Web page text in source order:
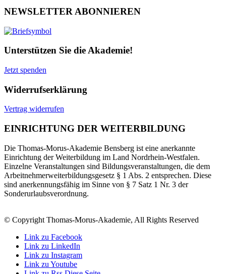
NEWSLETTER ABONNIEREN
Unterstützen Sie die Akademie!
Jetzt spenden
Widerrufserklärung
Vertrag widerrufen
EINRICHTUNG DER WEITERBILDUNG
Die Thomas-Morus-Akademie Bensberg ist eine anerkannte
Einrichtung der Weiterbildung im Land Nordrhein-Westfalen.
Einzelne Veranstaltungen sind Bildungsveranstaltungen, die dem
Arbeitnehmerweiterbildungsgesetz § 1 Abs. 2 entsprechen. Diese
sind anerkennungsfähig im Sinne von § 7 Satz 1 Nr. 3 der
Sonderurlaubsverordnung.
© Copyright Thomas-Morus-Akademie, All Rights Reserved
Link zu Facebook
Link zu LinkedIn
Link zu Instagram
Link zu Youtube